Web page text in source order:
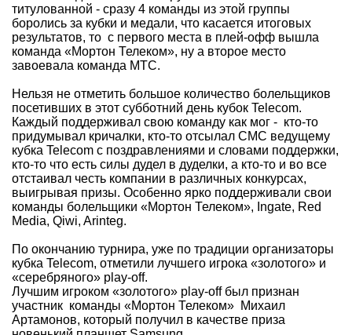
титулованной - сразу 4 команды из этой группы
боролись за кубки и медали, что касается итоговых
результатов, то с первого места в плей-офф вышла
команда «Мортон Телеком», ну а второе место
завоевала команда МТС.
Нельзя не отметить большое количество болельщиков
посетивших в этот субботний день кубок Telecom.
Каждый поддерживал свою команду как мог - кто-то
придумывал кричалки, кто-то отсылал СМС ведущему
кубка Telecom с поздравлениями и словами поддержки,
кто-то что есть силы дудел в дуделки, а кто-то и во все
отстаивал честь компании в различных конкурсах,
выигрывая призы. Особенно ярко поддерживали свои
команды болельщики «Мортон Телеком», Ingate, Red
Media, Qiwi, Arinteg.
По окончанию турнира, уже по традиции организаторы
кубка Telecom, отметили лучшего игрока «золотого» и
«серебряного» play-off.
Лучшим игроком «золотого» play-off был признан
участник команды «Мортон Телеком» Михаил
Артамонов, который получил в качестве приза